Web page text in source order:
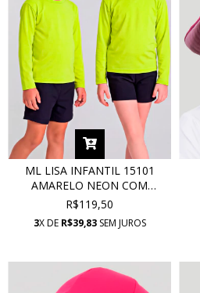
ML LISA INFANTIL 15101
AMARELO NEON COM
PROTEÇÃO UV
R$119,50
3X DE R$39,83SEM JUROS